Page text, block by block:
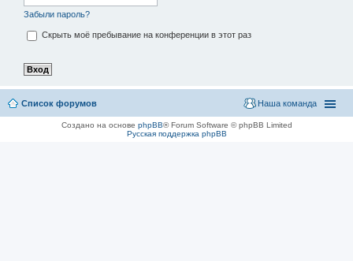
Забыли пароль?
Скрыть моё пребывание на конференции в этот раз
Список форумов Наша команда
Создано на основе phpBB® Forum Software © phpBB Limited
Русская поддержка phpBB